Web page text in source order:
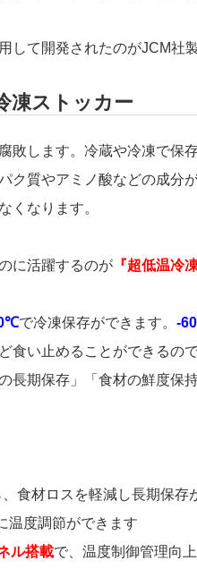
して開発されたのがJCM社
凍ストッカー
敗します。冷蔵や冷凍で保
ク質やアミノ酸などの成分
くなります。
に活躍するのが 『超低温冷
で冷凍保存ができます。 -
食い止めることができるので
長期保存」「食材の鮮度保持
食材ロスを軽減し長期保存
温度調節ができます
ル搭載で、温度制御管理向上